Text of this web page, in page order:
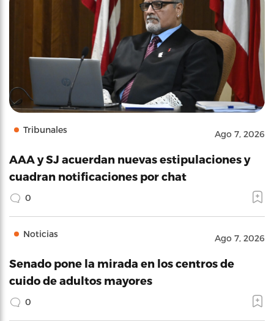
Tribunales Ago 7, 2026
AAA y SJ acuerdan nuevas estipulaciones y
cuadran notificaciones por chat
0
Noticias Ago 7, 2026
Senado pone la mirada en los centros de
cuido de adultos mayores
0